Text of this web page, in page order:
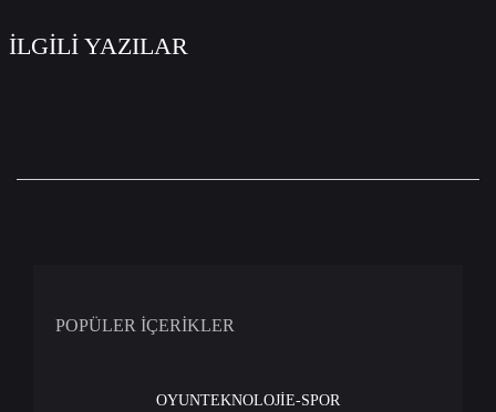
İLGİLİ YAZILAR
POPÜLER İÇERİKLER
OYUNTEKNOLOJİE-SPOR